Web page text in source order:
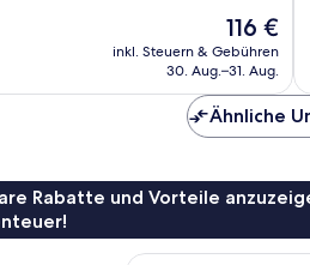
Der
Preis
beträgt
116 €
inkl. Steuern & Gebühren
30. Aug.–31. Aug.
Ähnliche
Rabatte und Vorteile